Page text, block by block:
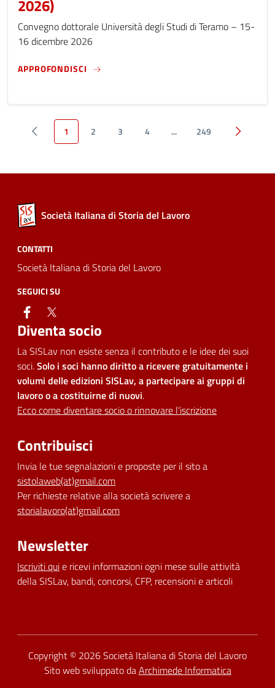
2026)
Convegno dottorale Università degli Studi di Teramo – 15-
16 dicembre 2026
APPROFONDISCI CFP - AMBIENTI DELL’ENTROTERRA COME
precedente
1 2 3 4 ... 249
Società Italiana di Storia del Lavoro
CONTATTI
Società Italiana di Storia del Lavoro
SEGUICI SU
facebook
Diventa socio
La SISLav non esiste senza il contributo e le idee dei suoi
soci.Solo i soci hanno diritto a ricevere gratuitamente i
volumi delle edizioni SISLav, a partecipare ai gruppi di
lavoro o a costituirne di nuovi.
Ecco come diventare socio o rinnovare l'iscrizione
Contribuisci
Invia le tue segnalazioni e proposte per il sito a
sistolaweb(at)gmail.com
Per richieste relative alla società scrivere a
storialavoro(at)gmail.com
Newsletter
Iscriviti quie ricevi informazioni ogni mese sulle attività
della SISLav, bandi, concorsi, CFP, recensioni e articoli
Copyright © 2026Società Italiana di Storia del Lavoro
Sito web sviluppato daArchimede Informatica